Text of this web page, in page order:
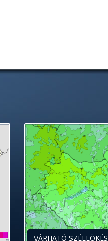
VÁRHATÓ SZÉLLÖKÉS